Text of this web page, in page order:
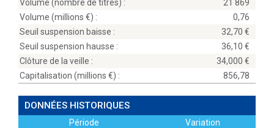
Volume (nombre de titres) :
21 869
Volume (millions
) :
0,76
Seuil suspension baisse :
32,70
Seuil suspension hausse :
36,10
Clôture de la veille :
34,000
Capitalisation (millions
) : 856,78
DONNÉES HISTORIQUES
Période
Variation